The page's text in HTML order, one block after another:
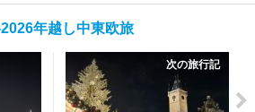
年越し中東欧旅
次の旅行記